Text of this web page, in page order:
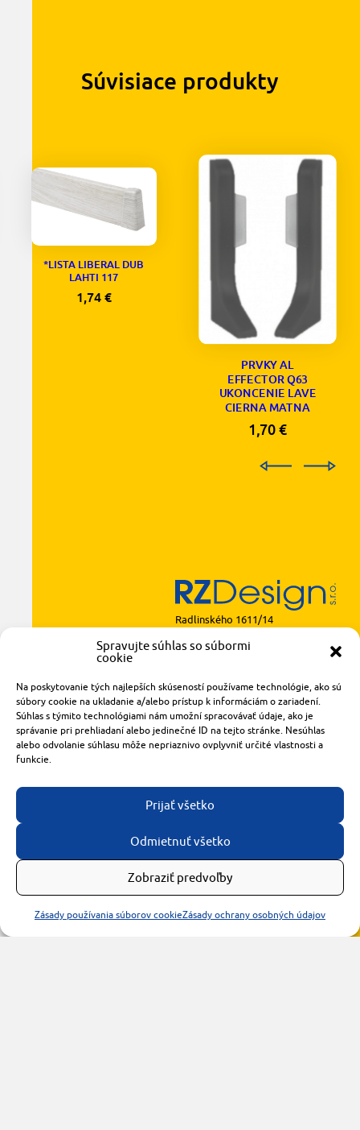
Spravujte súhlas so súbormi
cookie
Na poskytovanie tých najlepších skúseností používame technológie, ako sú
súbory cookie na ukladanie a/alebo prístup k informáciám o zariadení.
Súhlas s týmito technológiami nám umožní spracovávať údaje, ako je
správanie pri prehliadaní alebo jedinečné ID na tejto stránke. Nesúhlas
alebo odvolanie súhlasu môže nepriaznivo ovplyvniť určité vlastnosti a
funkcie.
Prijať všetko
Odmietnuť všetko
Zobraziť predvoľby
Zásady používania súborov cookieZásady ochrany osobných údajov
Súvisiace produkty
*LISTA LIBERAL DUB
LAHTI 117
1,74 €
PRVKY AL
EFFECTOR Q63
UKONCENIE LAVE
CIERNA MATNA
1,70€
Radlinského 1611/14
made with
bytomashalo.com